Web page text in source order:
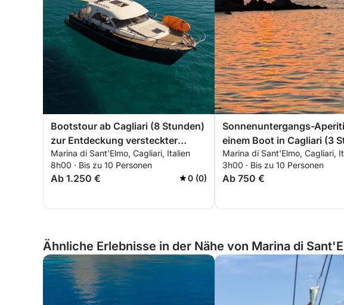
Bootstour ab Cagliari (8 Stunden)
zur Entdeckung versteckter
Buchten und zum Entspannen auf
See. Individuell anpassbare Tour.
Marina di Sant'Elmo, Cagliari, Italien
8h00 · Bis zu 10 Personen
Ab 1.250 € 0 (0)
Sonnenuntergangs-
einem Boot in Cagliari (3
– Buchten, Entspannung
Drinks
Marina di Sant'Elmo, Cagliari,
3h00 · Bis zu 10 Personen
Ab 750 €
Ähnliche Erlebnisse in der Nähe von Marina di